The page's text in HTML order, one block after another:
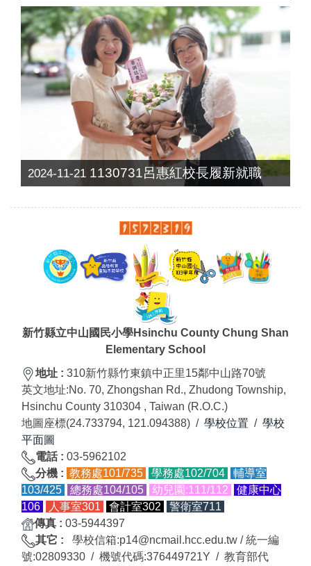
2024-11-21 1130731呂惠紅校長履新就職
新竹縣立中山國民小學Hsinchu County Chung Shan
Elementary School
地址 : 310新竹縣竹東鎮中正里15鄰中山路70號
英文地址:No. 70, Zhongshan Rd., Zhudong Township,
Hsinchu County 310304 , Taiwan (R.O.C.)
地圖座標(24.733794, 121.094388) / 學校位置 / 學校
平面圖
電話 : 03-5962102
分機 : 教務處101/735 學務處102/704
輔導室
103/425
總務處104/105 幼兒園:111/112
健康中心
106
人事室301 會計室302
警衛室711
傳真 : 03-5944397
其它 :
學校信箱:p14@ncmail.hcc.edu.tw / 統一編
號:02809330 / 機號代碼:376449721Y / 教育部代